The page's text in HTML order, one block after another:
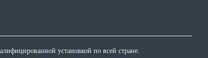
установкой по всей стране.